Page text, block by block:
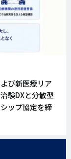
び新医療リア
験DXと分散型
ップ協定を締